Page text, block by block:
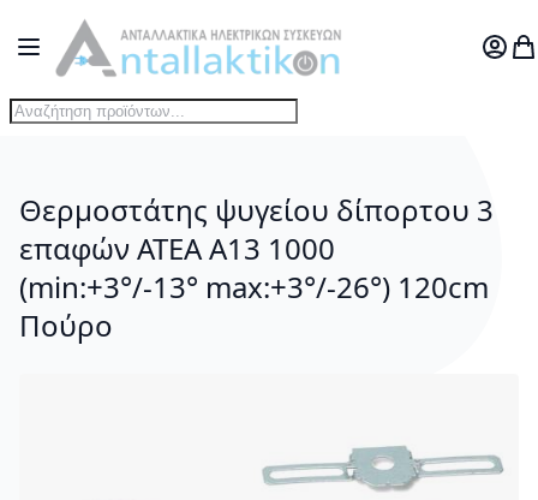
Μετάβαση στο περιεχόμενο
Toggle Nav
Ο
Θερμοστάτης ψυγείου δίπορτου 3
επαφών ATEA A13 1000
(min:+3°/-13° max:+3°/-26°) 120cm
Πούρο